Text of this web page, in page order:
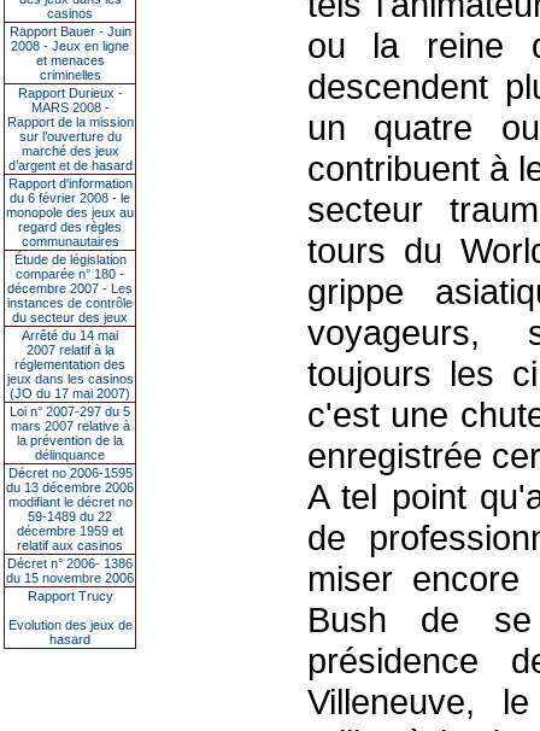
casinos
Rapport Bauer - Juin
2008 - Jeux en ligne
et menaces
criminelles
Rapport Durieux -
MARS 2008 -
Rapport de la mission
sur l’ouverture du
marché des jeux
d’argent et de hasard
Rapport d'information
du 6 février 2008 - le
monopole des jeux au
regard des règles
communautaires
Étude de législation
comparée n° 180 -
décembre 2007 - Les
instances de contrôle
du secteur des jeux
Arrêté du 14 mai
2007 relatif à la
réglementation des
jeux dans les casinos
(JO du 17 mai 2007)
Loi n° 2007-297 du 5
mars 2007 relative à
la prévention de la
délinquance
Décret no 2006-1595
du 13 décembre 2006
modifiant le décret no
59-1489 du 22
décembre 1959 et
relatif aux casinos
Décret n° 2006- 1386
du 15 novembre 2006
Rapport Trucy
Evolution des jeux de
hasard
ou la reine
descendent
un quatre
contribuent à
secteur
tours du
grippe
voyageurs,
toujours les
c'est une
enregistrée
A tel point
de
miser
Bush de
présidence
Villeneuve,